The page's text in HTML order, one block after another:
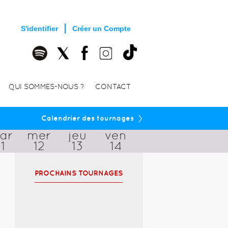
S'identifier Créer un Compte
QUI SOMMES-NOUS ? CONTACT
Calendrier des tournages ›
mer
12
jeu
13
ven
14
PROCHAINS TOURNAGES